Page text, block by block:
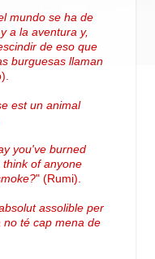
mundo se ha de
a la aventura y,
de eso que
burguesas llaman
)
est un animal
you've burned
of anyone
" (Rumi).
assolible per
no té cap mena de